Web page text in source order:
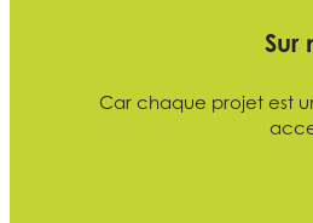
Sur
Car chaque projet est